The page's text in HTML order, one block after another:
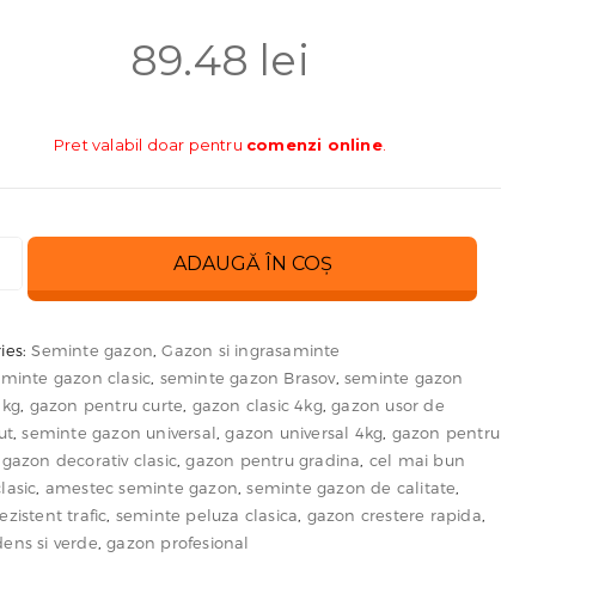
89.48 lei
Pret valabil doar pentru comenzi online.
ADAUGĂ ÎN COȘ
Seminte gazon,Gazon si ingrasaminte
gazon clasic, seminte gazon Brasov, seminte gazon
, gazon pentru curte, gazon clasic 4kg,gazon usor de
,seminte gazon universal,gazon universal 4kg, gazon pentru
gazon decorativ clasic,gazon pentru gradina, cel mai bun
, amestec seminte gazon,seminte gazon de calitate,
trafic, seminte peluza clasica, gazon crestere rapida,
si verde,gazon profesional